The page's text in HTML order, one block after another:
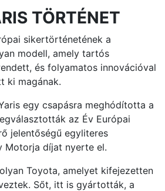
TÖRTÉNET
sikertörténetének a
modell, amely tartós
és folyamatos innovációval
ki magának.
egy csapásra meghódította a
az Év Európai
jelentőségű egyliteres
Motorja díjat nyerte el.
Toyota, amelyet kifejezetten
Sőt, itt is gyártották, a